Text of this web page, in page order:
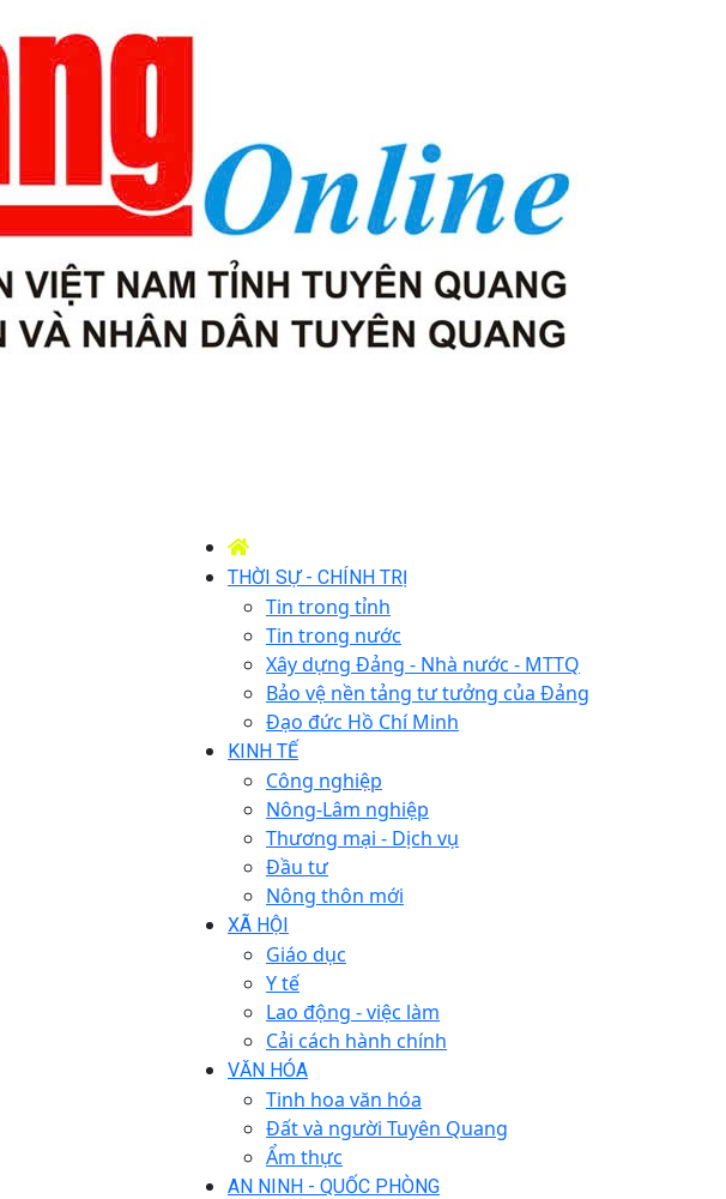
THỜI SỰ - CHÍNH TRỊ
Tin trong tỉnh
Tin trong nước
Xây dựng Đảng - Nhà nước - MTTQ
Bảo vệ nền tảng tư tưởng của Đảng
Đạo đức Hồ Chí Minh
KINH TẾ
Công nghiệp
Nông-Lâm nghiệp
Thương mại - Dịch vụ
Đầu tư
Nông thôn mới
XÃ HỘI
Giáo dục
Y tế
Lao động - việc làm
Cải cách hành chính
VĂN HÓA
Tinh hoa văn hóa
Đất và người Tuyên Quang
Ẩm thực
AN NINH - QUỐC PHÒNG